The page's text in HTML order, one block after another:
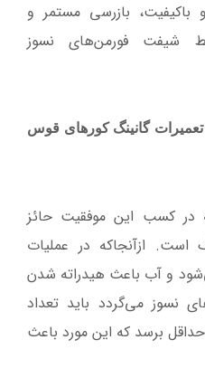
باکیفیت، بازرسی مستمر و
شیفت فورمن‌های نسوز
گانینگ کورهای قوس
در کسب این موفقیت حائز
ازآنجا‌که در عملیات
و آب باعث هیدراته شدن
نسوز می‌گردد باید تعداد
برسد که این مورد باعث